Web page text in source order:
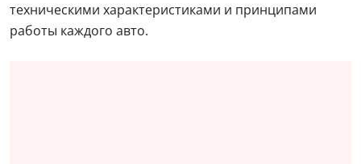
техническими характеристиками и принципами
работы каждого авто.